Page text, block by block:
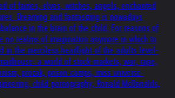
of fairies, elves, witches, angels, enchanted
Dreaming and fantasizing is nowadays
in the brain of the child. For reasons of
no realms of imagination anymore in which to
in the merciless headlight of the adults level-
a world of stock-markets, war, rape,
prozak, prison-camps, miss universe-
child pornography, Ronald McDonalds,